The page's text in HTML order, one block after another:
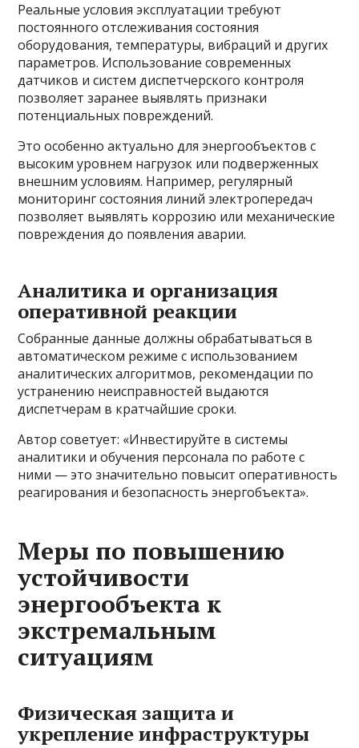
Реальные условия эксплуатации требуют
постоянного отслеживания состояния
оборудования, температуры, вибраций и других
параметров. Использование современных
датчиков и систем диспетчерского контроля
позволяет заранее выявлять признаки
потенциальных повреждений.
Это особенно актуально для энергообъектов с
высоким уровнем нагрузок или подверженных
внешним условиям. Например, регулярный
мониторинг состояния линий электропередач
позволяет выявлять коррозию или механические
повреждения до появления аварии.
Аналитика и организация
оперативной реакции
Собранные данные должны обрабатываться в
автоматическом режиме с использованием
аналитических алгоритмов, рекомендации по
устранению неисправностей выдаются
диспетчерам в кратчайшие сроки.
Автор советует: «Инвестируйте в системы
аналитики и обучения персонала по работе с
ними — это значительно повысит оперативность
реагирования и безопасность энергобъекта».
Меры по повышению
устойчивости
энергообъекта к
экстремальным
ситуациям
Физическая защита и
укрепление инфраструктуры